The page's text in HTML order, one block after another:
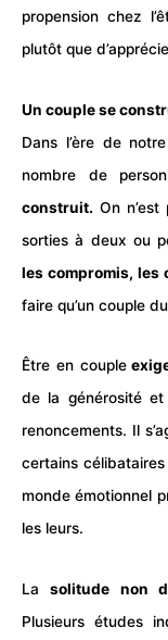
propension chez
plutôt que
Un couple se
Dans l’ère de
nombre de
construit. On
sorties à deux ou
les compromis,
faire qu’un couple
Être en couple
de la générosité
renoncements. Il
certains célibataires
monde émotionnel
les leurs.
Lasolitude non
Plusieurs études